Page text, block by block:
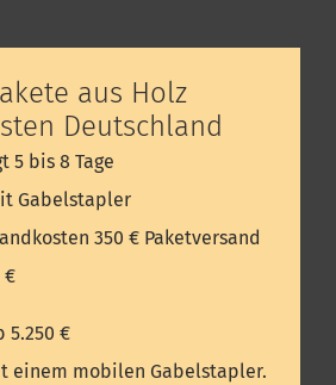
aus Holz
Deutschland
5 bis 8 Tage
Gabelstapler
350 € Paketversand
€
5.250 €
einem mobilen Gabelstapler.